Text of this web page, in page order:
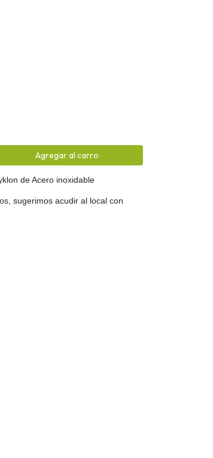
Agregar al carro
de Acero inoxidable
sugerimos acudir al local con